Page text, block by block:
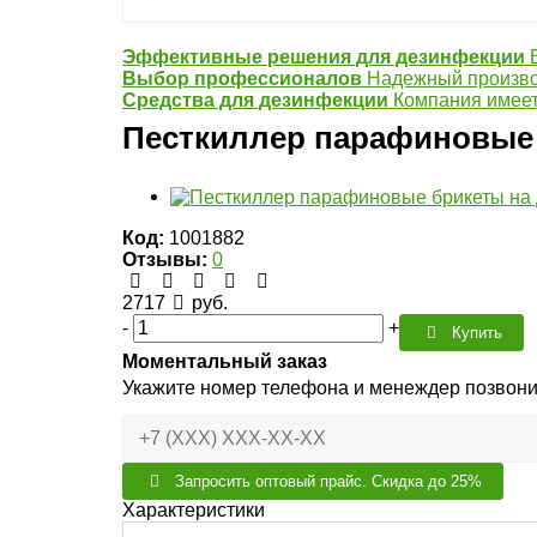
Эффективные решения для дезинфекции
Выбор профессионалов Надежный
Средства для дезинфекции Компания
Песткиллер
Код: 1001882
Отзывы: 0
2717
руб.
-
+ Купить
Моментальный заказ
Укажите номер телефона и менеждер
Запросить оптовый прайс. Скидка до 25%
Характеристики